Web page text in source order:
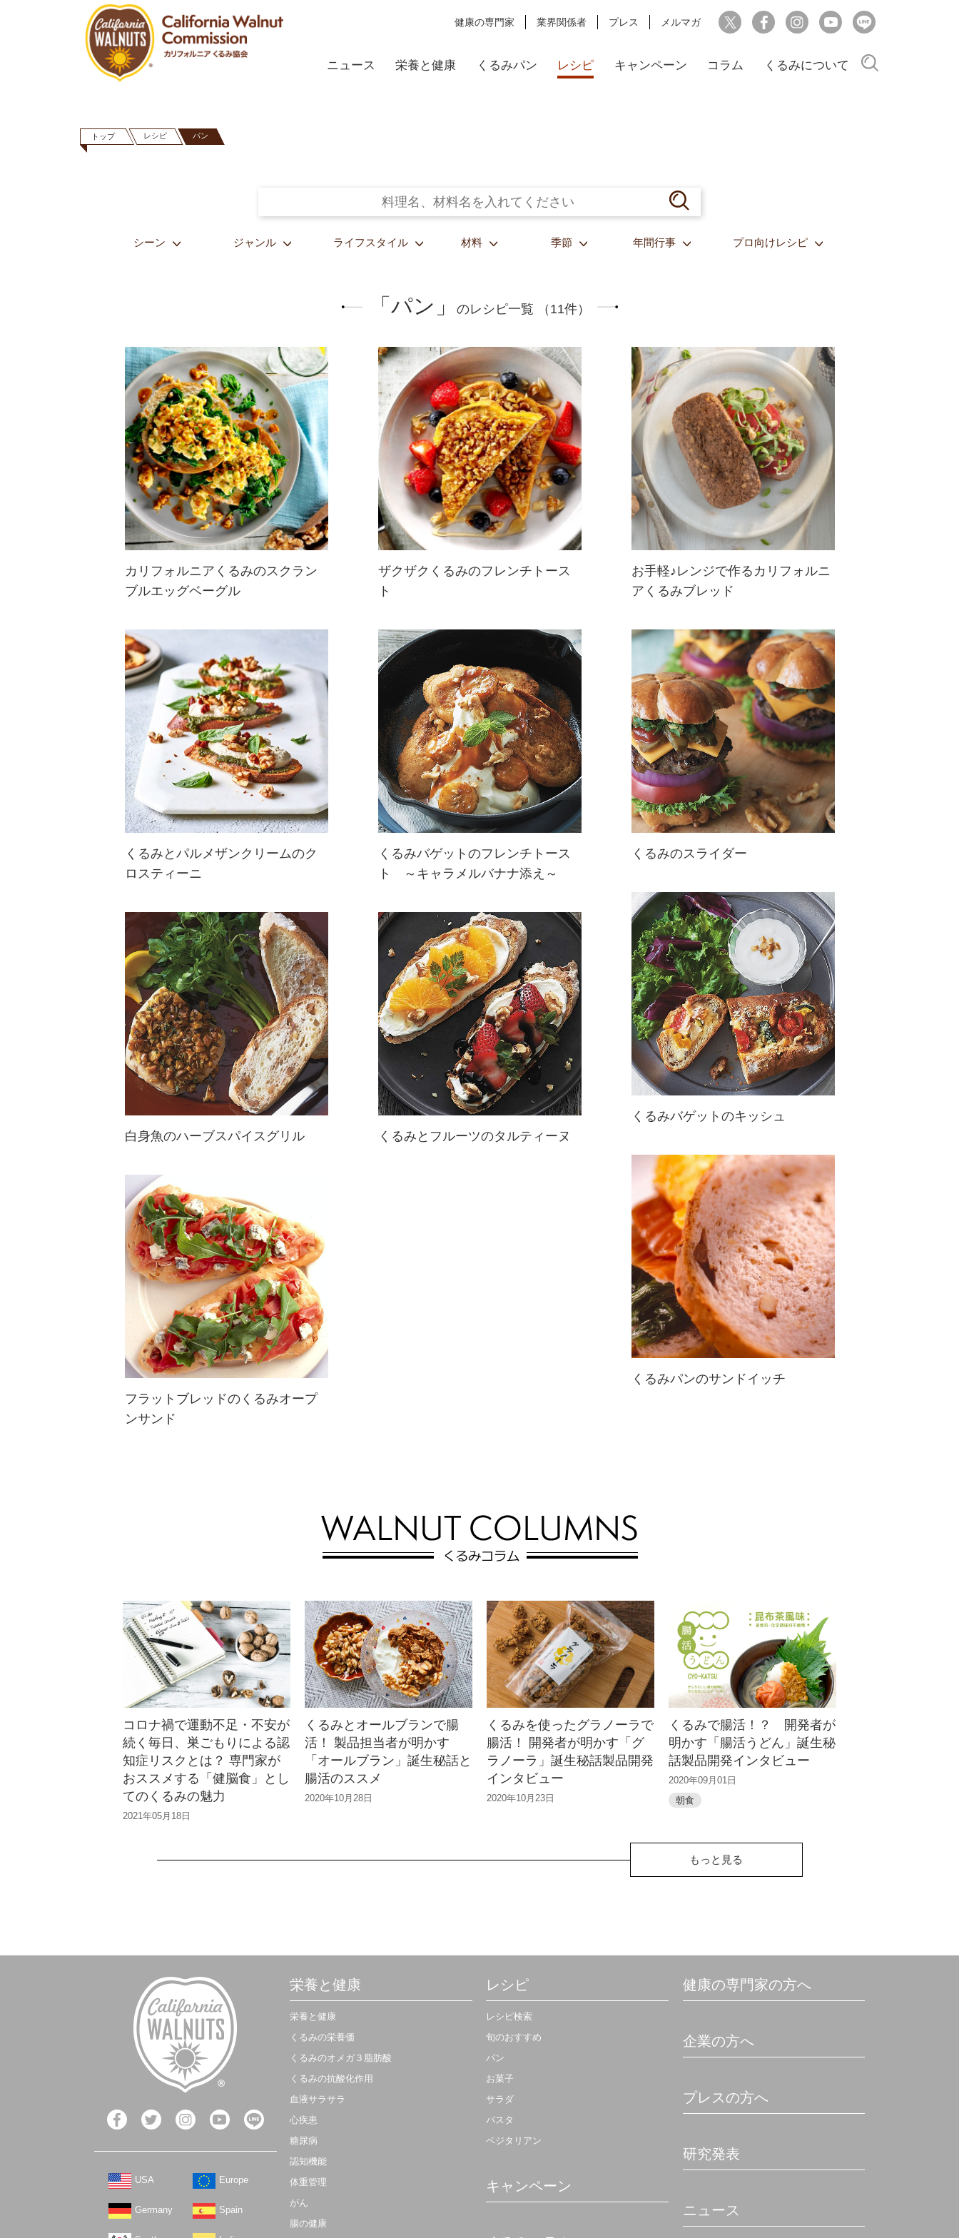
健康の専門家 業界関係者 プレス メルマガ
ニュース 栄養と健康 くるみパン レシピ キャンペーン コラム くるみについて
トップ レシピ パン
シーン ジャンル ライフスタイル 材料 季節 年間行事 プロ向けレシピ
「パン」 のレシピ一覧 （11件）
ん草とくるみも加わって満足感がア
ップ！朝からおいしくくるみの栄養
を摂りませんか？
カリフォルニアくるみのスクラン
ブルエッグベーグル
で、間違いないおいしさ♪
お好みのベリーやフルーツを添え
て、彩りも華やかに。贅沢な朝にふ
さわしい、至福のひと皿です。
ザクザクくるみのフレンチトース
ト
するだけのお手軽くるみパンです。
小麦粉不使用でグルテンフリーなの
で、糖尿病の方でも安心です♪その
ままではもちろん、具材を挟んでサ
ンドイッ...
お手軽♪レンジで作るカリフォルニ
アくるみブレッド
ンとくるみで使ったお手製クリーム
をトッピング♪ふわふわで濃厚なク
リームにバジルの香りがたまらな
い。小腹が空いたときのおやつや、
パーティで...
くるみとパルメザンクリームのク
ロスティーニ
シナモンの風味漂うキャラメルたっ
ぷりのフレンチトースト☆くるみ効
果で頭スッキリ！朝の眠気も吹き飛
びます♪
くるみバゲットのフレンチトース
ト ～キャラメルバナナ添え～
お花形のくるみパンが、アメリカ発
のミニチュアバーガー「スライダ
ー」！に！ジューシーなくるみ入り
牛肉パテに野菜もたっぷり☆
くるみのスライダー
パイ生地の代わりにくるみバケット
を使ったヘルシーなキッシュ！トッ
ピングにもくるみを使って香ばしく
☆
くるみバゲットのキッシュ
かじきまぐろを焼くだけ簡単！ハー
ブとくるみで香り豊かに彩れば、パ
ーティーや食事会にもぴったりのお
料理に♪くるみは粗みじん切りにし
て
白身魚のハーブスパイスグリル くるみとフルーツのタルティーヌ
くるみパンのサンドイッチ
フラットブレッドのくるみオープ
ンサンド
コロナ禍で運動不足・不安が
続く毎日、巣ごもりによる認
知症リスクとは？ 専門家が
おススメする「健脳食」とし
てのくるみの魅力
2021年05月18日
くるみとオールブランで腸
活！ 製品担当者が明かす
「オールブラン」誕生秘話と
腸活のススメ
2020年10月28日
くるみを使ったグラノーラで
腸活！ 開発者が明かす「グ
ラノーラ」誕生秘話製品開発
インタビュー
2020年10月23日
くるみで腸活！？ 開発者が
明かす「腸活うどん」誕生秘
話製品開発インタビュー
2020年09月01日
朝食
もっと見る
USA Europe
Germany Spain
栄養と健康
栄養と健康
くるみの栄養価
くるみのオメガ３脂肪酸
くるみの抗酸化作用
血液サラサラ
心疾患
糖尿病
認知機能
体重管理
がん
腸の健康
レシピ
レシピ検索
旬のおすすめ
パン
お菓子
サラダ
パスタ
ベジタリアン
キャンペーン
健康の専門家の方へ
企業の方へ
プレスの方へ
研究発表
ニュース